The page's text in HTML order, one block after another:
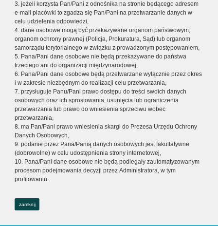
3. jeżeli korzysta Pan/Pani z odnośnika na stronie będącego adresem
e-mail placówki to zgadza się Pan/Pani na przetwarzanie danych w
celu udzielenia odpowiedzi,
4. dane osobowe mogą być przekazywane organom państwowym,
organom ochrony prawnej (Policja, Prokuratura, Sąd) lub organom
samorządu terytorialnego w związku z prowadzonym postępowaniem,
5. Pana/Pani dane osobowe nie będą przekazywane do państwa
trzeciego ani do organizacji międzynarodowej,
6. Pana/Pani dane osobowe będą przetwarzane wyłącznie przez okres
i w zakresie niezbędnym do realizacji celu przetwarzania,
7. przysługuje Panu/Pani prawo dostępu do treści swoich danych
osobowych oraz ich sprostowania, usunięcia lub ograniczenia
przetwarzania lub prawo do wniesienia sprzeciwu wobec
przetwarzania,
8. ma Pan/Pani prawo wniesienia skargi do Prezesa Urzędu Ochrony
Danych Osobowych,
9. podanie przez Pana/Panią danych osobowych jest fakultatywne
(dobrowolne) w celu udostępnienia strony internetowej,
10. Pana/Pani dane osobowe nie będą podlegały zautomatyzowanym
procesom podejmowania decyzji przez Administratora, w tym
profilowaniu.
zamknij